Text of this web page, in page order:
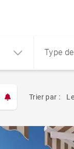
Type
Trier par :